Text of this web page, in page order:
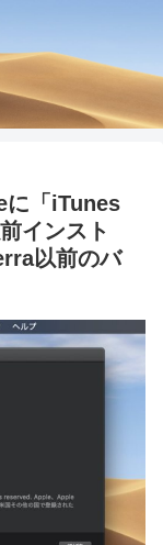
に「iTunes
インスト
以前のバ